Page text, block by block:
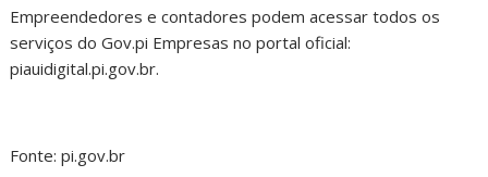
Empreendedores e contadores podem acessar todos os
serviços do Gov.pi Empresas no portal oficial:
piauidigital.pi.gov.br.
Fonte: pi.gov.br